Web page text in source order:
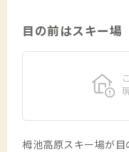
目の前はスキー場
栂池高原スキー場が目